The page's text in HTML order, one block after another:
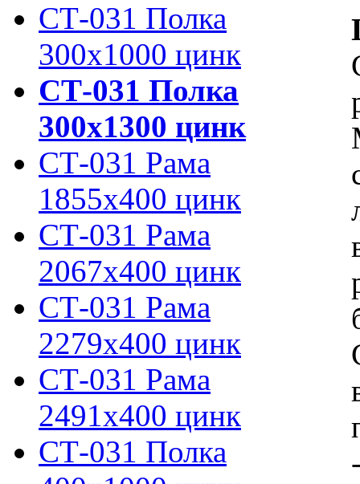
СТ-031 Полка
300х1000 цинк
СТ-031 Полка
300х1300 цинк
СТ-031 Рама
1855х400 цинк
СТ-031 Рама
2067х400 цинк
СТ-031 Рама
2279х400 цинк
СТ-031 Рама
2491х400 цинк
СТ-031 Полка